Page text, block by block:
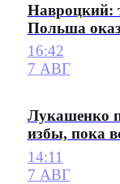
Навроцкий:
Польша
16:42
7 АВГ
Лукашенко
избы, пока
14:11
7 АВГ